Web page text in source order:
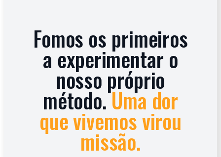
Fomos os primeiros
a experimentar o
nosso próprio
método.Uma dor
que vivemos virou
missão.